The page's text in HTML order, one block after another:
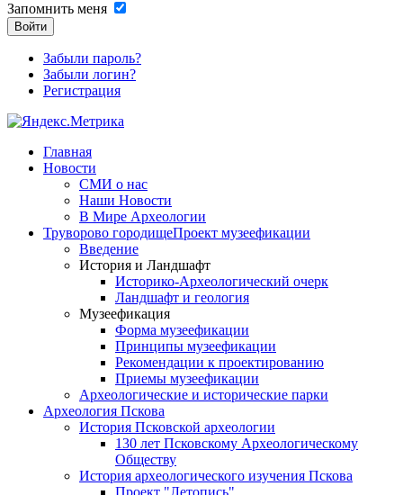
Запомнить меня
Войти
Забыли пароль?
Забыли логин?
Регистрация
Главная
Новости
СМИ о нас
Наши Новости
В Мире Археологии
Труворово городищеПроект музеефикации
Введение
История и Ландшафт
Историко-Археологический очерк
Ландшафт и геология
Музеефикация
Форма музеефикации
Принципы музеефикации
Рекомендации к проектированию
Приемы музеефикации
Археологические и исторические парки
Археология Пскова
История Псковской археологии
130 лет Псковскому Археологическому
Обществу
История археологического изучения Пскова